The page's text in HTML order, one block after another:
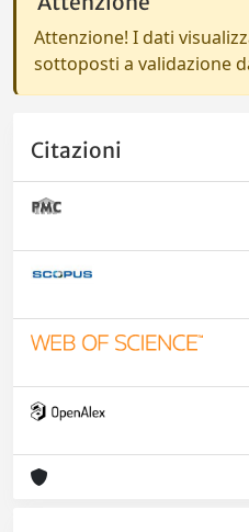
Attenzione! I dati
sottoposti a validazione
Citazioni